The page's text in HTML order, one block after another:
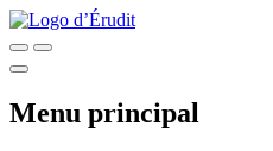
Menu principal